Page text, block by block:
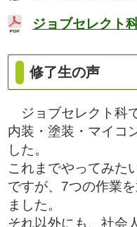
ジョブセレクト
修了生の声
ジョブセレクト科
内装・塗装・マイコ
した。
これまでやってみた
ですが、7つの作業
ました。
それ以外にも、社会